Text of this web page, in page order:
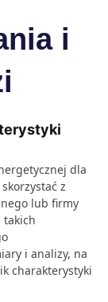
i
dla
z
lub firmy
takich
i analizy, na
charakterystyki